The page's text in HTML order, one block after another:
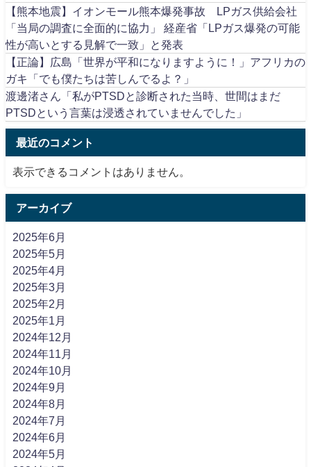
【熊本地震】イオンモール熊本爆発事故 LPガス供給会社
「当局の調査に全面的に協力」 経産省「LPガス爆発の可能
性が高いとする見解で一致」と発表
【正論】広島「世界が平和になりますように！」アフリカの
ガキ「でも僕たちは苦しんでるよ？」
渡邊渚さん「私がPTSDと診断された当時、世間はまだ
PTSDという言葉は浸透されていませんでした」
最近のコメント
表示できるコメントはありません。
アーカイブ
2025年6月
2025年5月
2025年4月
2025年3月
2025年2月
2025年1月
2024年12月
2024年11月
2024年10月
2024年9月
2024年8月
2024年7月
2024年6月
2024年5月